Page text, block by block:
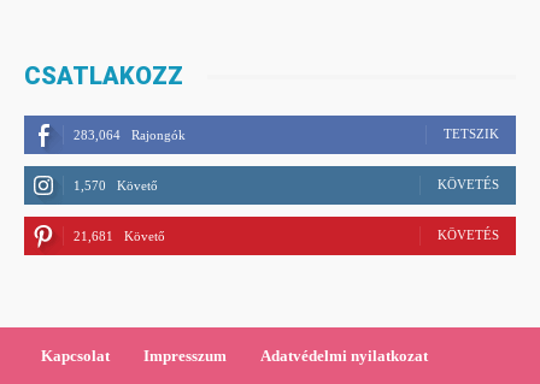
CSATLAKOZZ
283,064 Rajongók TETSZIK
1,570 Követő KÖVETÉS
21,681 Követő KÖVETÉS
Kapcsolat Impresszum Adatvédelmi nyilatkozat